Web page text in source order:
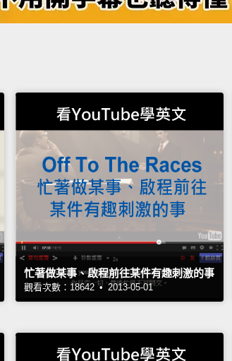
忙著做某事、啟程前往某件有趣刺激的事
觀看次數：18642 • 2013-05-01